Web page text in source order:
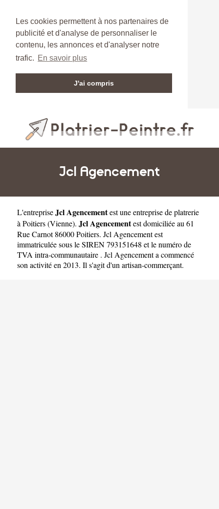
Les cookies permettent à nos partenaires de
publicité et d'analyse de personnaliser le
contenu, les annonces et d'analyser notre
trafic. En savoir plus
J'ai compris
Jcl Agencement
L'entrepriseJcl Agencementest uneentreprise de platrerie
à Poitiers(Vienne). Jcl Agencementest domiciliée au 61
Rue Carnot 86000 Poitiers. Jcl Agencement est
immatriculée sous le SIREN 793151648 et le numéro de
TVA intra-communautaire . Jcl Agencement a commencé
son activité en 2013. Il s'agit d'un artisan-commerçant.